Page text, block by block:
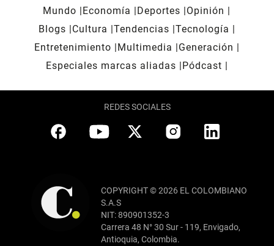
Mundo Economía Deportes
Opinión
Blogs
Cultura Tendencias Tecnología
Entretenimiento
Multimedia
Generación
Especiales marcas aliadas
Pódcast
REDES SOCIALES
COPYRIGHT © 2026 EL COLOMBIANO
S.A.S
NIT: 890901352-3
Carrera 48 N° 30 Sur - 119, Envigado,
Antioquia, Colombia.